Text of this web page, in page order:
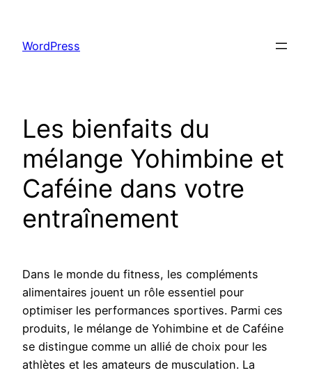
content
WordPress
Les bienfaits du
mélange Yohimbine et
Caféine dans votre
entraînement
Dans le monde du fitness, les compléments
alimentaires jouent un rôle essentiel pour
optimiser les performances sportives. Parmi ces
produits, le mélange de Yohimbine et de Caféine
se distingue comme un allié de choix pour les
athlètes et les amateurs de musculation. La